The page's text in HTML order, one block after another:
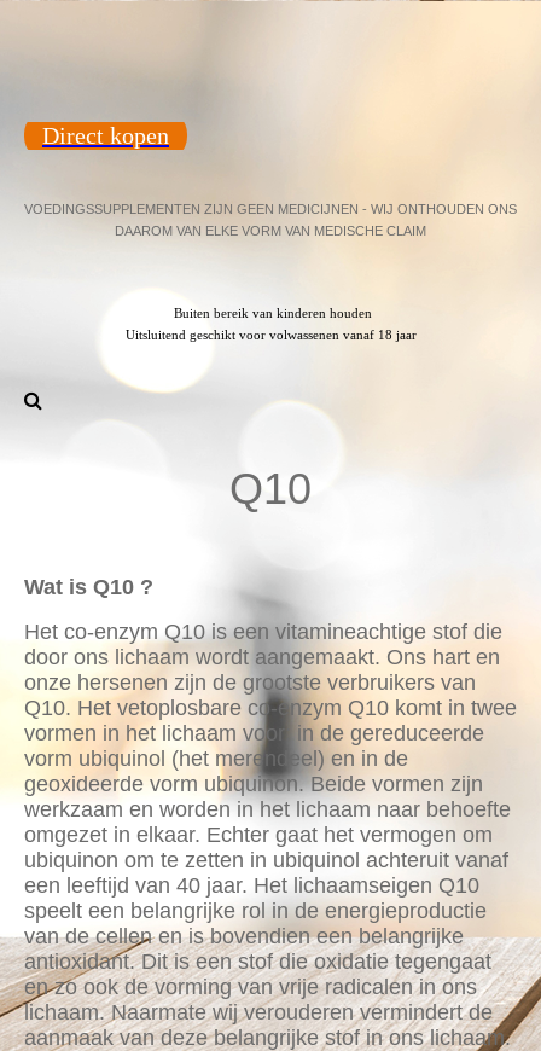
Direct kopen
VOEDINGSSUPPLEMENTEN ZIJN GEEN MEDICIJNEN - WIJ ONTHOUDEN ONS
DAAROM VAN ELKE VORM VAN MEDISCHE CLAIM
Buiten bereik van kinderen houden
Uitsluitend geschikt voor volwassenen vanaf 18 jaar
Q10
Wat is Q10 ?
Het co-enzym Q10 is een vitamineachtige stof die
door ons lichaam wordt aangemaakt. Ons hart en
onze hersenen zijn de grootste verbruikers van
Q10. Het vetoplosbare co-enzym Q10 komt in twee
vormen in het lichaam voor: in de gereduceerde
vorm ubiquinol (het merendeel) en in de
geoxideerde vorm ubiquinon. Beide vormen zijn
werkzaam en worden in het lichaam naar behoefte
omgezet in elkaar. Echter gaat het vermogen om
ubiquinon om te zetten in ubiquinol achteruit vanaf
een leeftijd van 40 jaar. Het lichaamseigen Q10
speelt een belangrijke rol in de energieproductie
van de cellen en is bovendien een belangrijke
antioxidant. Dit is een stof die oxidatie tegengaat
en zo ook de vorming van vrije radicalen in ons
lichaam. Naarmate wij verouderen vermindert de
aanmaak van deze belangrijke stof in ons lichaam.